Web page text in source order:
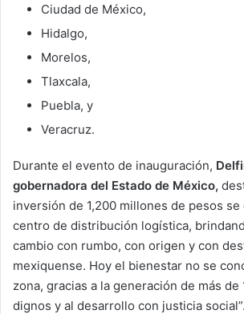
Ciudad de México,
Hidalgo,
Morelos,
Tlaxcala,
Puebla, y
Veracruz.
Durante el evento de inauguración,
gobernadora del Estado de México,
inversión de 1,200 millones de pesos
centro de distribución logística,
cambio con rumbo, con origen y con
mexiquense. Hoy el bienestar no se
zona, gracias a la generación de más de
dignos y al desarrollo con justicia social”.